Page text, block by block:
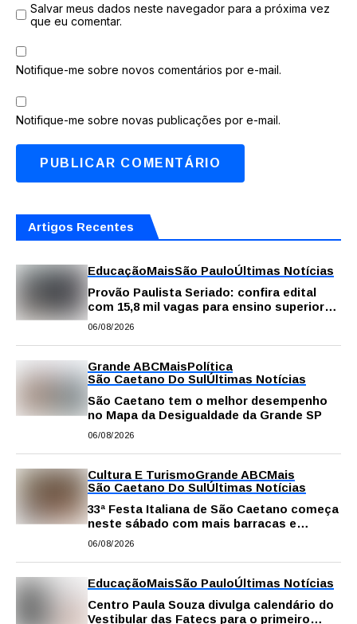
Salvar meus dados neste navegador para a próxima vez
que eu comentar.
Notifique-me sobre novos comentários por e-mail.
Notifique-me sobre novas publicações por e-mail.
Artigos Recentes
EducaçãoMaisSão PauloÚltimas Notícias
Provão Paulista Seriado: confira edital
com 15,8 mil vagas para ensino superior
público
06/08/2026
Grande ABCMaisPolítica
São Caetano Do SulÚltimas Notícias
São Caetano tem o melhor desempenho
no Mapa da Desigualdade da Grande SP
06/08/2026
Cultura E TurismoGrande ABCMais
São Caetano Do SulÚltimas Notícias
33ª Festa Italiana de São Caetano começa
neste sábado com mais barracas e
novidades em decoração e atrações
06/08/2026
EducaçãoMaisSão PauloÚltimas Notícias
Centro Paula Souza divulga calendário do
Vestibular das Fatecs para o primeiro